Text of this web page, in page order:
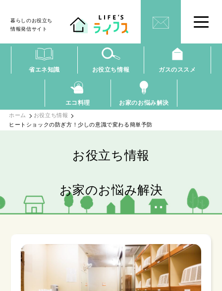
暮らしのお役立ち
情報発信サイト
省エネ知識 お役立ち情報 ガスのススメ
エコ料理 お家のお悩み解決
ホーム
お役立ち情報
ヒートショックの防ぎ方！少しの意識で変わる簡単予防
お役立ち情報
お家のお悩み解決